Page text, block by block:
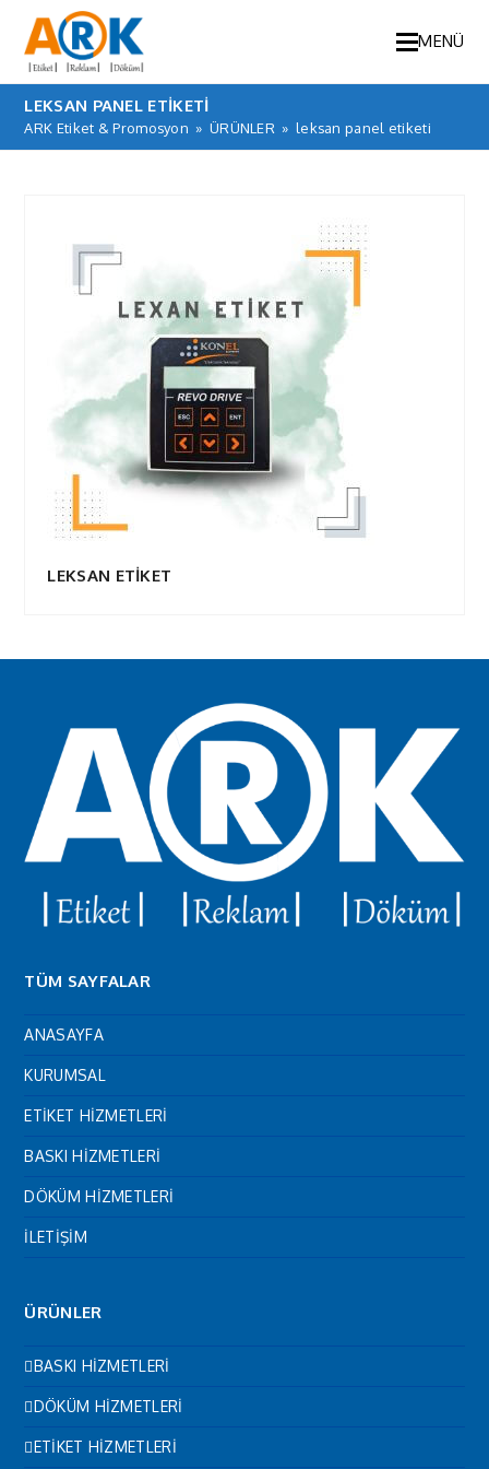
MENÜ
LEKSAN PANEL ETIKETI
ARK Etiket & Promosyon » ÜRÜNLER » leksan panel etiketi
LEKSAN ETİKET
TÜM SAYFALAR
ANASAYFA
KURUMSAL
ETİKET HİZMETLERİ
BASKI HİZMETLERİ
DÖKÜM HİZMETLERİ
İLETİŞİM
ÜRÜNLER
BASKI HİZMETLERİ
DÖKÜM HİZMETLERİ
ETİKET HİZMETLERİ